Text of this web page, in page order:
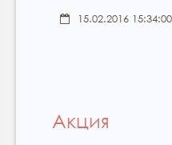
15.02.2016 15:34:00
Акция